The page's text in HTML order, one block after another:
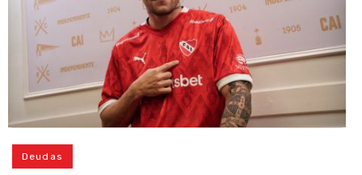
Deudas